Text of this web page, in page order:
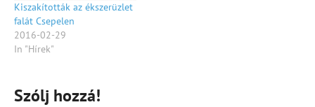
Kiszakították az ékszerüzlet
falát Csepelen
2016-02-29
In "Hírek"
Szólj hozzá!